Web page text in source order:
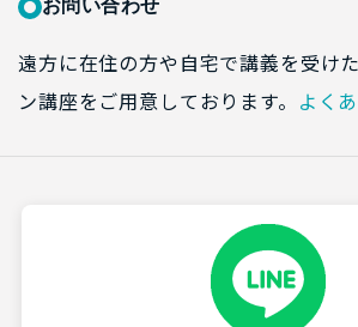
お問い合わせ
遠方に在住の方や自宅で講義を受け
ン講座をご用意しております。 よく